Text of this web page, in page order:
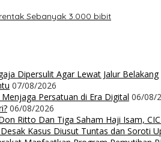
Sebanyak 3.000 bibit
Dipersulit Agar Lewat Jalur Belakang
07/08/2026
Persatuan di Era Digital 06/08/
06/08/2026
Ritto Dan Tiga Saham Haji Isam,
Kasus Diusut Tuntas dan Soroti